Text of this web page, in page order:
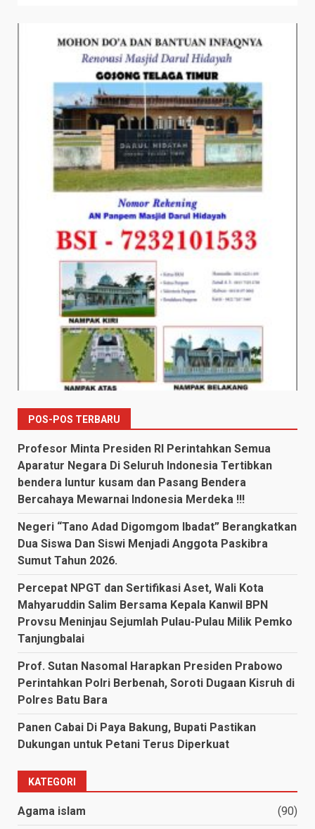
POS-POS TERBARU
Profesor Minta Presiden RI Perintahkan Semua
Aparatur Negara Di Seluruh Indonesia Tertibkan
bendera luntur kusam dan Pasang Bendera
Bercahaya Mewarnai Indonesia Merdeka !!!
Negeri “Tano Adad Digomgom Ibadat” Berangkatkan
Dua Siswa Dan Siswi Menjadi Anggota Paskibra
Sumut Tahun 2026.
Percepat NPGT dan Sertifikasi Aset, Wali Kota
Mahyaruddin Salim Bersama Kepala Kanwil BPN
Provsu Meninjau Sejumlah Pulau-Pulau Milik Pemko
Tanjungbalai
Prof. Sutan Nasomal Harapkan Presiden Prabowo
Perintahkan Polri Berbenah, Soroti Dugaan Kisruh di
Polres Batu Bara
Panen Cabai Di Paya Bakung, Bupati Pastikan
Dukungan untuk Petani Terus Diperkuat
KATEGORI
Agama islam (90)